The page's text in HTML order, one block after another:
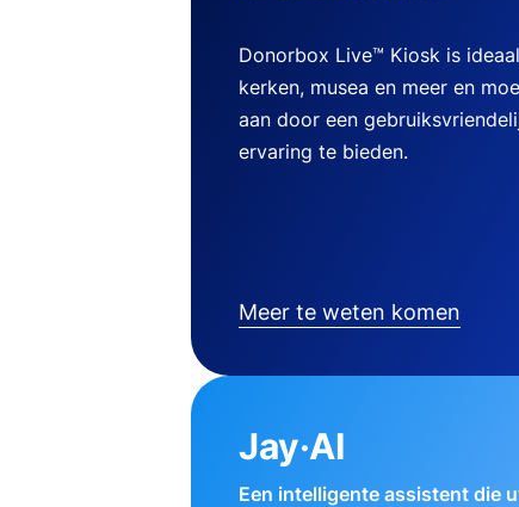
Donorbox Live™ Kiosk is
kerken, musea en meer en
aan door een
ervaring te bieden.
Meer te weten komen
Jay·AI
Een intelligente assistent die